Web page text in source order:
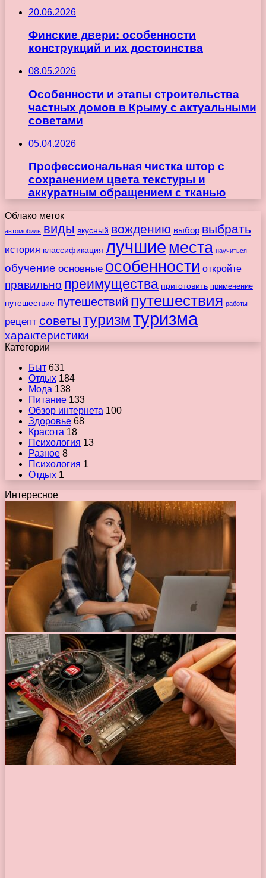
20.06.2026
Финские двери: особенности
конструкций и их достоинства
08.05.2026
Особенности и этапы строительства
частных домов в Крыму с актуальными
советами
05.04.2026
Профессиональная чистка штор с
сохранением цвета текстуры и
аккуратным обращением с тканью
Облако меток
автомобиль виды вкусный вождению выбор выбрать
история классификация лучшиеместа научиться
обучение основные особенности откройте
правильно преимущества приготовить применение
путешествие путешествий путешествия работы
рецепт советы туризмтуризма
характеристики
Категории
Быт 631
Отдых 184
Мода 138
Питание 133
Обзор интернета 100
Здоровье 68
Красота 18
Психология 13
Разное 8
Психология 1
Отдых 1
Интересное